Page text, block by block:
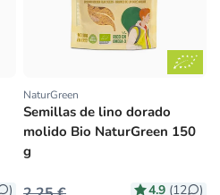
)
Proveedor:
NaturGreen
Semillas de lino dorado
molido Bio NaturGreen 150
g
4.9 (12 )